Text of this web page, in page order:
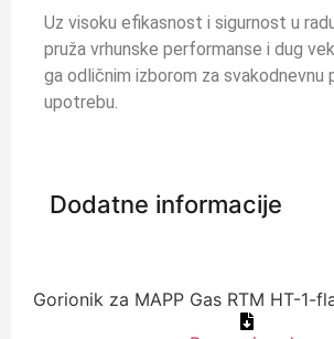
Uz visoku efikasnost i sigurnost u
pruža vrhunske performanse i dug
ga odličnim izborom za svakodnevnu
upotrebu.
Dodatne informacije
Gorionik za MAPP Gas RTM HT-1-